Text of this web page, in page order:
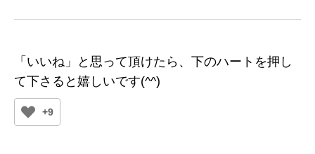
「いいね」と思って頂けたら、下のハートを押し
て下さると嬉しいです(^^)
+9